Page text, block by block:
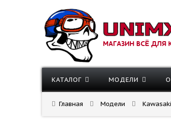
МАГАЗИН ВСЁ ДЛЯ
КАТАЛОГ МОДЕЛИ
Главная Модели Kawasaki